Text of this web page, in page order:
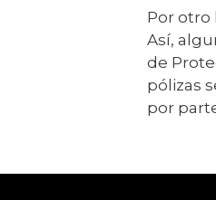
Por otro
Así,
de
pólizas
por